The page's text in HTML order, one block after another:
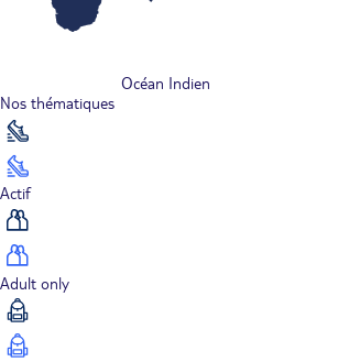
Océan Indien
Nos thématiques
Actif
Adult only